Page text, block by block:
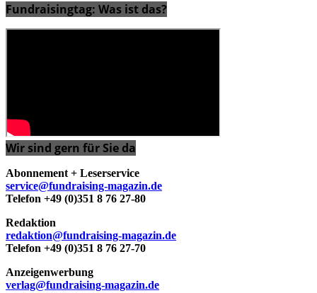
Fundraisingtag: Was ist das?
Wir sind gern für Sie da
Abonnement + Leserservice
service@fundraising-magazin.de
Telefon +49 (0)351 8 76 27-80
Redaktion
redaktion@fundraising-magazin.de
Telefon +49 (0)351 8 76 27-70
Anzeigenwerbung
verlag@fundraising-magazin.de